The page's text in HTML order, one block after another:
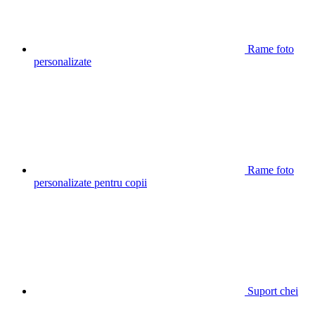
Rame foto
personalizate
Rame foto
personalizate pentru copii
Suport chei